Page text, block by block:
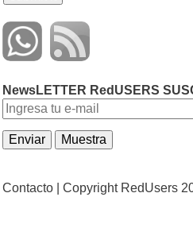
NewsLETTER RedUSERS
Contacto | Copyright RedUsers